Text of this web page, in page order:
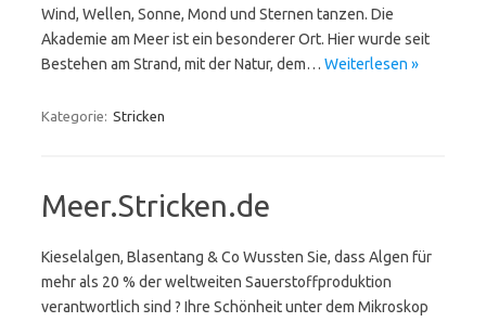
Wind, Wellen, Sonne, Mond und Sternen tanzen. Die
Akademie am Meer ist ein besonderer Ort. Hier wurde seit
Bestehen am Strand, mit der Natur, dem… Weiterlesen »
Kategorie: Stricken
Meer.Stricken.de
Kieselalgen, Blasentang & Co Wussten Sie, dass Algen für
mehr als 20 % der weltweiten Sauerstoffproduktion
verantwortlich sind ? Ihre Schönheit unter dem Mikroskop